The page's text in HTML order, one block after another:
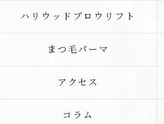
ハリウッドブロウリフト
まつ毛パーマ
アクセス
コラム